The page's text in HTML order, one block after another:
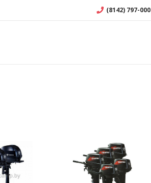
(8142) 797-000